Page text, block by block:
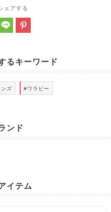
ェアする
るキーワード
ズ #ワラビー
ンド
イテム